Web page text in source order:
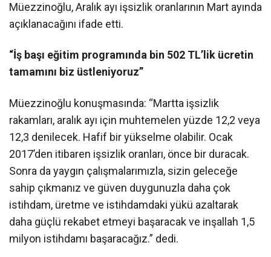
Müezzinoğlu, Aralık ayı işsizlik oranlarının Mart ayında
açıklanacağını ifade etti.
“İş başı eğitim programında bin 502 TL’lik ücretin
tamamını biz üstleniyoruz”
Müezzinoğlu konuşmasında: “Martta işsizlik
rakamları, aralık ayı için muhtemelen yüzde 12,2 veya
12,3 denilecek. Hafif bir yükselme olabilir. Ocak
2017’den itibaren işsizlik oranları, önce bir duracak.
Sonra da yaygın çalışmalarımızla, sizin geleceğe
sahip çıkmanız ve güven duygunuzla daha çok
istihdam, üretme ve istihdamdaki yükü azaltarak
daha güçlü rekabet etmeyi başaracak ve inşallah 1,5
milyon istihdamı başaracağız.” dedi.